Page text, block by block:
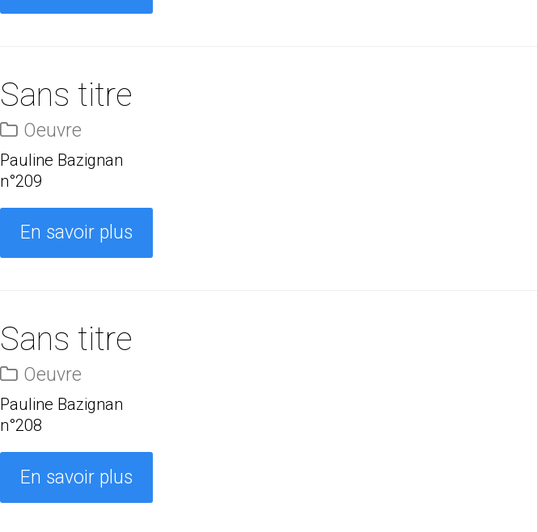
Sans titre
Oeuvre
Pauline Bazignan
n°209
En savoir plus
Sans titre
Oeuvre
Pauline Bazignan
n°208
En savoir plus